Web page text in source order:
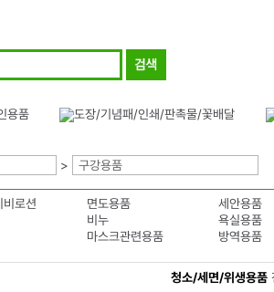
> 구강용품
로션 면도용품 세안용품
비누 욕실용품
마스크관련용품 방역용품
청소/세면/위생용품